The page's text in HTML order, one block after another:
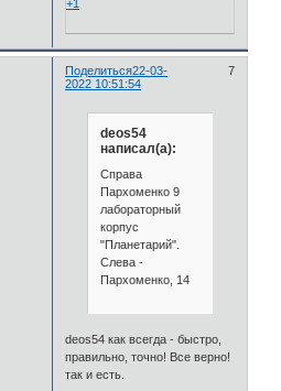
+1
Поделиться 7
22-03-
2022 10:51:54
deos54
написал(а):
Справа
Пархоменко 9
лабораторный
корпус
"Планетарий".
Слева -
Пархоменко, 14
deos54 как всегда - быстро,
правильно, точно! Все верно!
так и есть.